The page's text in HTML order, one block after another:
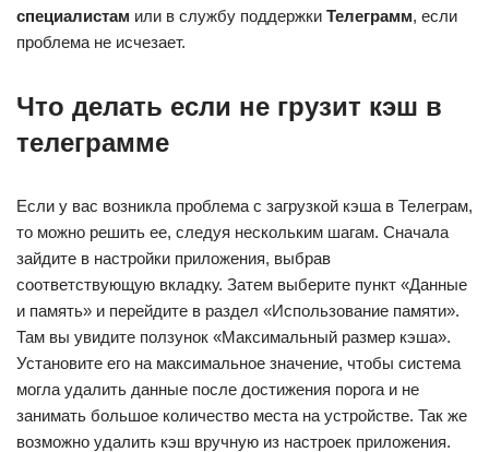
специалистам или в службу поддержки Телеграмм, если
проблема не исчезает.
Что делать если не грузит кэш в
телеграмме
Если у вас возникла проблема с загрузкой кэша в Телеграм,
то можно решить ее, следуя нескольким шагам. Сначала
зайдите в настройки приложения, выбрав
соответствующую вкладку. Затем выберите пункт «Данные
и память» и перейдите в раздел «Использование памяти».
Там вы увидите ползунок «Максимальный размер кэша».
Установите его на максимальное значение, чтобы система
могла удалить данные после достижения порога и не
занимать большое количество места на устройстве. Так же
возможно удалить кэш вручную из настроек приложения.